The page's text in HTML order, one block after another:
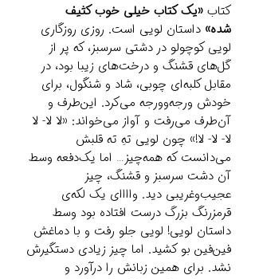
کتاب «یک کتاب خیلی خوب کثیف
شده» داستان لویی است. روزی روزگاری
لویی کوچولو در دشتی سرسبز، که پر از
گل‌های قشنگ و درخت‌های زیبا بود، در
مقابل کلبه‌ای چوبی، شاد و شنگول، برای
خودش ورجه‌وورجه می‌کرد. این‌طرف و
آن‌طرف می‌رفت و آواز می‌خواند: «لا لا- لا
لا- لا- لا!» چون لویی تهِ ته قلبش
می‌دانست که همه‌چیز… اما یک‌دفعه وسط
آن دشت سرسبز و قشنگ، چیز
عجیب‌وغریبی دید. واااای یک لکه‌ی
قرمزرنگ بزرگ درست افتاده بود وسط
داستان لویی! لویی جلو رفت و با دماغش
فین‌فین بو کشید. اما چیز زیادی دستگیرش
نشد. برای همین زبانش را درآورد و